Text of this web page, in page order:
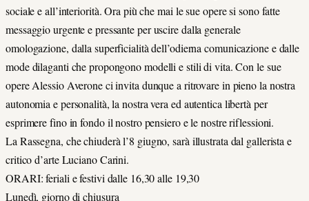
sociale e all’interiorità. Ora più che mai le sue opere si sono fatte
messaggio urgente e pressante per uscire dalla generale
omologazione, dalla superficialità dell’odierna comunicazione e dalle
mode dilaganti che propongono modelli e stili di vita. Con le sue
opere Alessio Averone ci invita dunque a ritrovare in pieno la nostra
autonomia e personalità, la nostra vera ed autentica libertà per
esprimere fino in fondo il nostro pensiero e le nostre riflessioni.
La Rassegna, che chiuderà l’8 giugno, sarà illustrata dal gallerista e
critico d’arte Luciano Carini.
ORARI: feriali e festivi dalle 16,30 alle 19,30
Lunedì, giorno di chiusura